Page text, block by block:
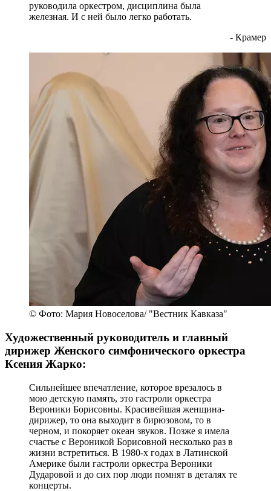
руководила оркестром, дисциплина была
железная. И с ней было легко работать.
- Крамер
© Фото: Мария Новоселова/ "Вестник Кавказа"
Художественный руководитель и главный
дирижер Женского симфонического оркестра
Ксения Жарко:
Сильнейшее впечатление, которое врезалось в
мою детскую память, это гастроли оркестра
Вероники Борисовны. Красивейшая женщина-
дирижер, то она выходит в бирюзовом, то в
черном, и покоряет океан звуков. Позже я имела
счастье с Вероникой Борисовной несколько раз в
жизни встретиться. В 1980-х годах в Латинской
Америке были гастроли оркестра Вероники
Дударовой и до сих пор люди помнят в деталях те
концерты.